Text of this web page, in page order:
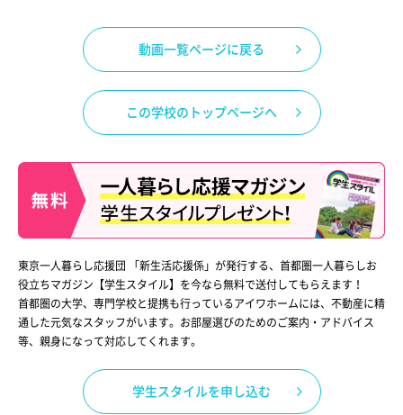
動画一覧ページに戻る
この学校のトップページへ
東京一人暮らし応援団 「新生活応援係」が発行する、首都圏一人暮らしお
役立ちマガジン【学生スタイル】を今なら無料で送付してもらえます！
首都圏の大学、専門学校と提携も行っているアイワホームには、不動産に精
通した元気なスタッフがいます。お部屋選びのためのご案内・アドバイス
等、親身になって対応してくれます。
学生スタイルを申し込む